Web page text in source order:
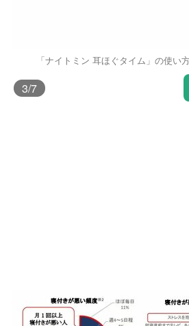
「ナイトミン 耳ほぐタイム」の使い
3/7